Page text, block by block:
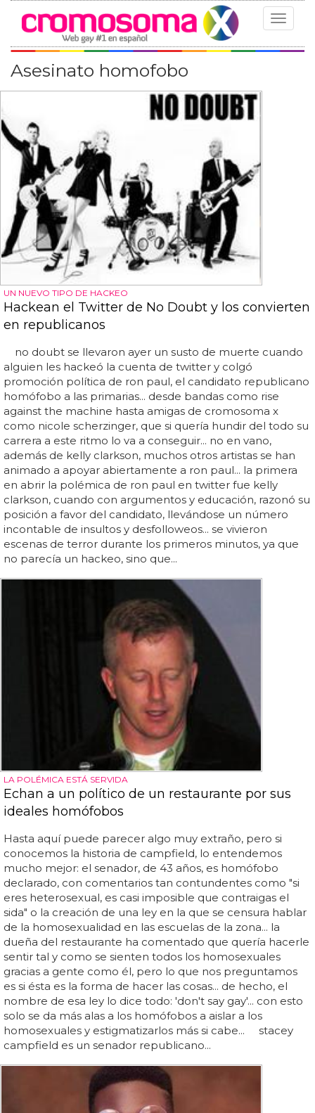
Toggle
Asesinato homofobo
UN NUEVO TIPO DE HACKEO
Hackean el Twitter de No Doubt y los convierten
en republicanos
no doubt se llevaron ayer un susto de muerte cuando
alguien les hackeó la cuenta de twitter y colgó
promoción política de ron paul, el candidato republicano
homófobo a las primarias... desde bandas como rise
against the machine hasta amigas de cromosoma x
como nicole scherzinger, que si quería hundir del todo su
carrera a este ritmo lo va a conseguir... no en vano,
además de kelly clarkson, muchos otros artistas se han
animado a apoyar abiertamente a ron paul... la primera
en abrir la polémica de ron paul en twitter fue kelly
clarkson, cuando con argumentos y educación, razonó su
posición a favor del candidato, llevándose un número
incontable de insultos y desfolloweos... se vivieron
escenas de terror durante los primeros minutos, ya que
no parecía un hackeo, sino que...
LA POLÉMICA ESTÁ SERVIDA
Echan a un político de un restaurante por sus
ideales homófobos
Hasta aquí puede parecer algo muy extraño, pero si
conocemos la historia de campfield, lo entendemos
mucho mejor: el senador, de 43 años, es homófobo
declarado, con comentarios tan contundentes como "si
eres heterosexual, es casi imposible que contraigas el
sida" o la creación de una ley en la que se censura hablar
de la homosexualidad en las escuelas de la zona... la
dueña del restaurante ha comentado que quería hacerle
sentir tal y como se sienten todos los homosexuales
gracias a gente como él, pero lo que nos preguntamos
es si ésta es la forma de hacer las cosas... de hecho, el
nombre de esa ley lo dice todo: 'don't say gay'... con esto
solo se da más alas a los homófobos a aislar a los
homosexuales y estigmatizarlos más si cabe... stacey
campfield es un senador republicano...